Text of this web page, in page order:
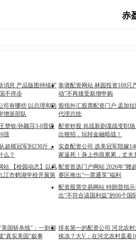
赤
消息 产品版图持续扩
不停步
靠谱配资网站 林园投资169只
动”不再接受新增申购
司有哪些 以总理和防
增派部队
股指外汇股票配资门户 孟加
代理总统
楚钦/孙颖莎3-0晋级
强
配资炒股 肖战新剧谍战变职
出狠招，玩转金融暗战！
超模冠军到230斤，
么？
实盘配资公司 选美冠军陪嫁
家逼死！身上伤痕累累，丈夫
站 【校园动态】以风
江市鹤湖学校开展第
配资首选门户网站 2026年“赣
赛区推出“一票通享”福利
配资股票交易网站 特朗普指
出“不符合该国利益”的66个国
国斩杀线”：一则都
“真实美国”叙事
排名第一的配资公司 河北农
挨冻？大V：在河北农村盖着